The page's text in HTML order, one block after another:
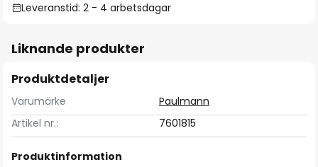
Leveranstid: 2 - 4 arbetsdagar
Liknande produkter
Produktdetaljer
Varumärke
Paulmann
Artikel nr.:
7601815
Produktinformation